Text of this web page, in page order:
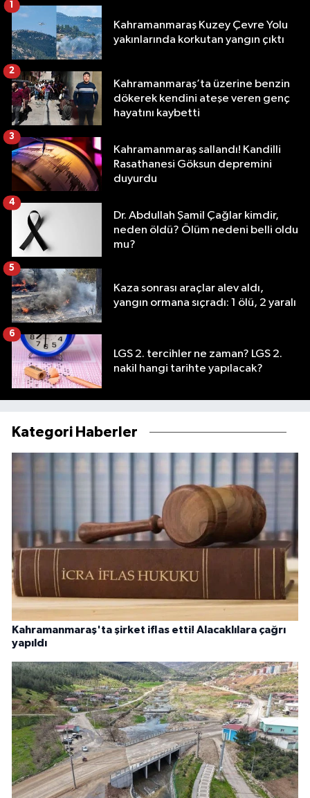
Kahramanmaraş Kuzey Çevre Yolu
yakınlarında korkutan yangın çıktı
1
Kahramanmaraş’ta üzerine benzin
dökerek kendini ateşe veren genç
hayatını kaybetti
2
Kahramanmaraş sallandı! Kandilli
Rasathanesi Göksun depremini
duyurdu
3
Dr. Abdullah Şamil Çağlar kimdir,
neden öldü? Ölüm nedeni belli oldu
mu?
4
Kaza sonrası araçlar alev aldı,
yangın ormana sıçradı: 1 ölü, 2 yaralı
5
LGS 2. tercihler ne zaman? LGS 2.
nakil hangi tarihte yapılacak?
6
Kategori Haberler
Kahramanmaraş'ta şirket iflas etti! Alacaklılara çağrı
yapıldı